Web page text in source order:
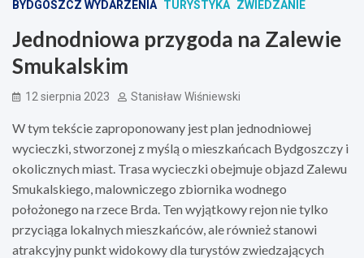
BYDGOSZCZ WYDARZENIA TURYSTYKA ZWIEDZANIE
Jednodniowa przygoda na Zalewie
Smukalskim
12 sierpnia 2023 Stanisław Wiśniewski
W tym tekście zaproponowany jest plan jednodniowej
wycieczki, stworzonej z myślą o mieszkańcach Bydgoszczy i
okolicznych miast. Trasa wycieczki obejmuje objazd Zalewu
Smukalskiego, malowniczego zbiornika wodnego
położonego na rzece Brda. Ten wyjątkowy rejon nie tylko
przyciąga lokalnych mieszkańców, ale również stanowi
atrakcyjny punkt widokowy dla turystów zwiedzających